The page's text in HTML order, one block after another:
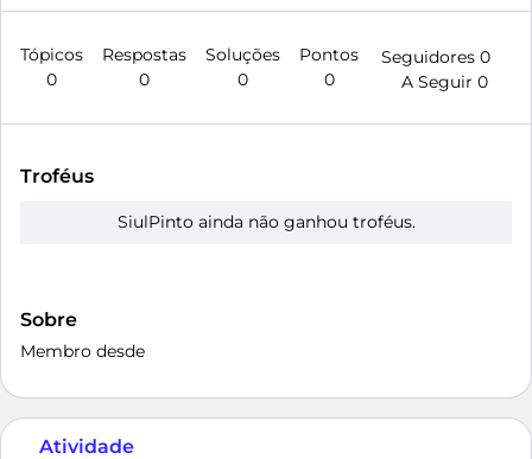
Tópicos
0
Respostas
0
Soluções
0
Pontos
0
Seguidores 0
A Seguir 0
Troféus
SiulPinto ainda não ganhou troféus.
Sobre
Membro desde
Atividade